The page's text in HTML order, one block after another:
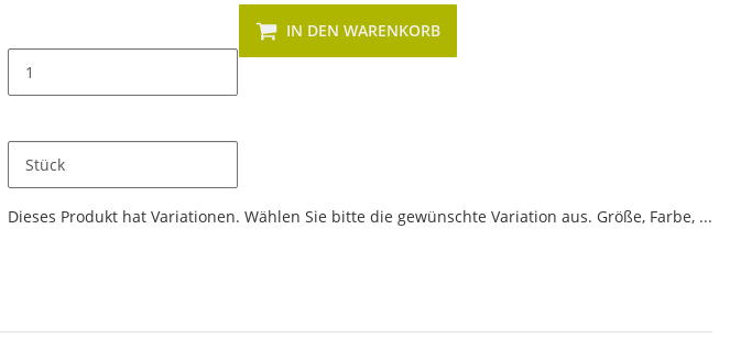
Stück
IN DEN WARENKORB
x
Dieses Produkt hat Variationen. Wählen Sie bitte die gewünschte Variation aus. Größe, Farbe, ...